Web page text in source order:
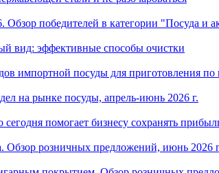
Обзор победителей в категории "Посуда и
вид: эффективные способы очистки
импортной посуды для приготовления
на рынке посуды, апрель-июнь 2026 г.
помогает бизнесу сохранять
Обзор розничных предложений, июнь 2026